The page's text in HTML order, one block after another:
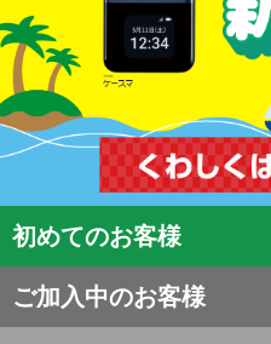
初めてのお客様
ご加入中のお客様